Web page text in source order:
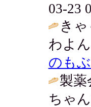
03-23
き
わよ
のも
製
ちゃ